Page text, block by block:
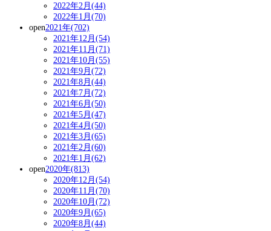
2022年2月(44)
2022年1月(70)
open2021年(702)
2021年12月(54)
2021年11月(71)
2021年10月(55)
2021年9月(72)
2021年8月(44)
2021年7月(72)
2021年6月(50)
2021年5月(47)
2021年4月(50)
2021年3月(65)
2021年2月(60)
2021年1月(62)
open2020年(813)
2020年12月(54)
2020年11月(70)
2020年10月(72)
2020年9月(65)
2020年8月(44)